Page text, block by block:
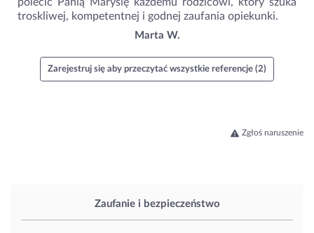
Zaufanie i bezpieczeństwo
polecić Panią Marysię każdemu rodzicowi, który szuka
troskliwej, kompetentnej i godnej zaufania opiekunki.
Marta W.
Zarejestruj się aby przeczytać wszystkie referencje (2)
Zgłoś naruszenie